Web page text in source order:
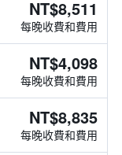
NT$8,511
每晚收費和費用
NT$4,098
每晚收費和費用
NT$8,835
每晚收費和費用